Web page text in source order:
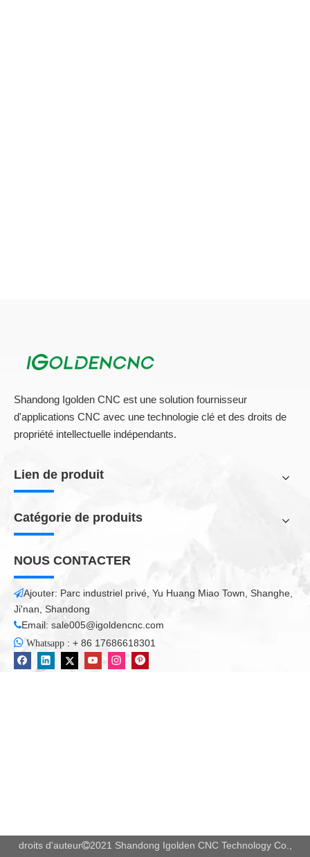
Shandong Igolden CNC est une solution fournisseur
d'applications CNC avec une technologie clé et des droits de
propriété intellectuelle indépendants.
Lien de produit
Catégorie de produits
NOUS CONTACTER
Ajouter: Parc industriel privé, Yu Huang Miao Town, Shanghe,
Ji'nan, Shandong
Email: sale005@igoldencnc.com
 Whatsapp : + 86 17686618301
droits d'auteur2021 Shandong Igolden CNC Technology Co.,